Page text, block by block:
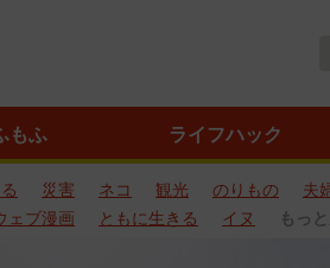
もふ ライフハック
災害 ネコ 観光 のりもの 夫
ェブ漫画 ともに生きる イヌ もっ